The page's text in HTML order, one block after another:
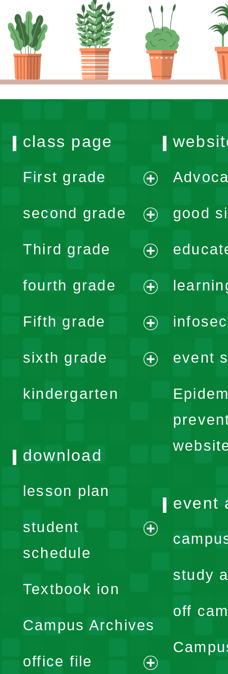
class page
First grade
menu
second grade
menu
Third grade
menu
fourth grade
menu
Fifth grade
menu
sixth grade
kindergarten
good
event
download
lesson plan
student
schedule
expand
menu
Textbook ion
Campus Archives
office file
event
study
off